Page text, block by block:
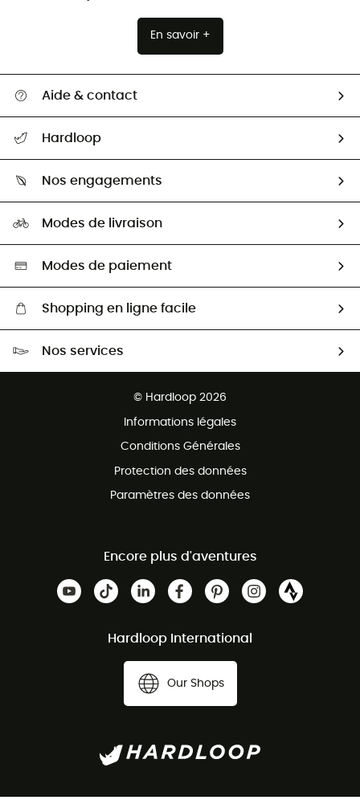
En savoir +
Aide & contact
Retour & remboursement
Guide des tailles
Seconde Main
Aide & Contact
Hardloop
HardGuides
Nos engagements
Sélection éco-responsable
Modes de livraison
Modes de paiement
Shopping en ligne facile
Nos services
© Hardloop 2026
Informations légales
Conditions Générales
Protection des données
Paramètres des données
Encore plus d'aventures
Hardloop International
Our Shops